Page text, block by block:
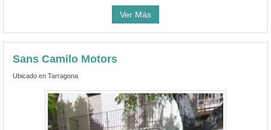
Ver Más
Sans Camilo Motors
Ubicado en Tarragona